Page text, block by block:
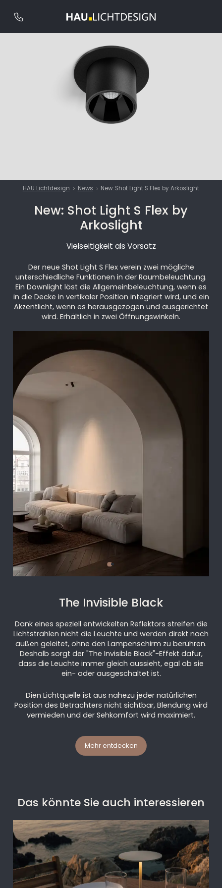
HAU Lichtdesign News New: Shot Light S Flex by Arkoslight
New: Shot Light S Flex by
Arkoslight
Vielseitigkeit als Vorsatz
Der neue Shot Light S Flex verein zwei mögliche
unterschiedliche Funktionen in der Raumbeleuchtung.
Ein Downlight löst die Allgemeinbeleuchtung, wenn es
in die Decke in vertikaler Position integriert wird, und ein
Akzentlicht, wenn es herausgezogen und ausgerichtet
wird. Erhältlich in zwei Öffnungswinkeln.
The Invisible Black
Dank eines speziell entwickelten Reflektors streifen die
Lichtstrahlen nicht die Leuchte und werden direkt nach
außen geleitet, ohne den Lampenschirm zu berühren.
Deshalb sorgt der "The Invisible Black"-Effekt dafür,
dass die Leuchte immer gleich aussieht, egal ob sie
ein- oder ausgeschaltet ist.
Dien Lichtquelle ist aus nahezu jeder natürlichen
Position des Betrachters nicht sichtbar, Blendung wird
vermieden und der Sehkomfort wird maximiert.
Mehr entdecken
Das könnte Sie auch interessieren